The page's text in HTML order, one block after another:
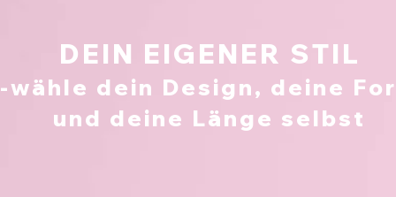
DEIN EIGENER STIL
-wähle dein Design, deine
und deine Länge selbst